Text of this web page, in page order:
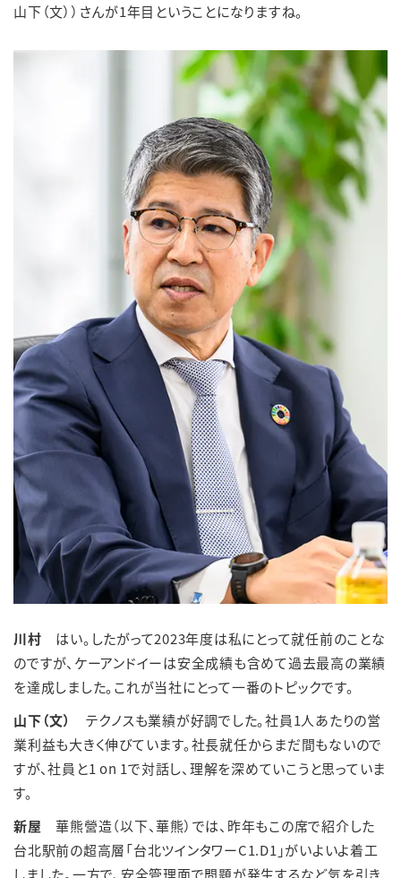
山下（文））さんが1年目ということになりますね。
川村 はい。したがって2023年度は私にとって就任前のことな
のですが、ケーアンドイーは安全成績も含めて過去最高の業績
を達成しました。これが当社にとって一番のトピックです。
山下（文）
テクノスも業績が好調でした。社員1人あたりの営
業利益も大きく伸びています。社長就任からまだ間もないので
すが、社員と1 on 1で対話し、理解を深めていこうと思っていま
す。
新屋 華熊營造（以下、華熊）では、昨年もこの席で紹介した
台北駅前の超高層「台北ツインタワーC1.D1」がいよいよ着工